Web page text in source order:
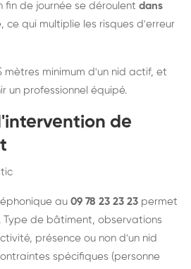
fin de journée se déroulent dans
, ce qui multiplie les risques d'erreur
mètres minimum d'un nid actif, et
un professionnel équipé.
de
au 09 78 23 23 23 permet
de bâtiment, observations
présence ou non d'un nid
spécifiques (personne